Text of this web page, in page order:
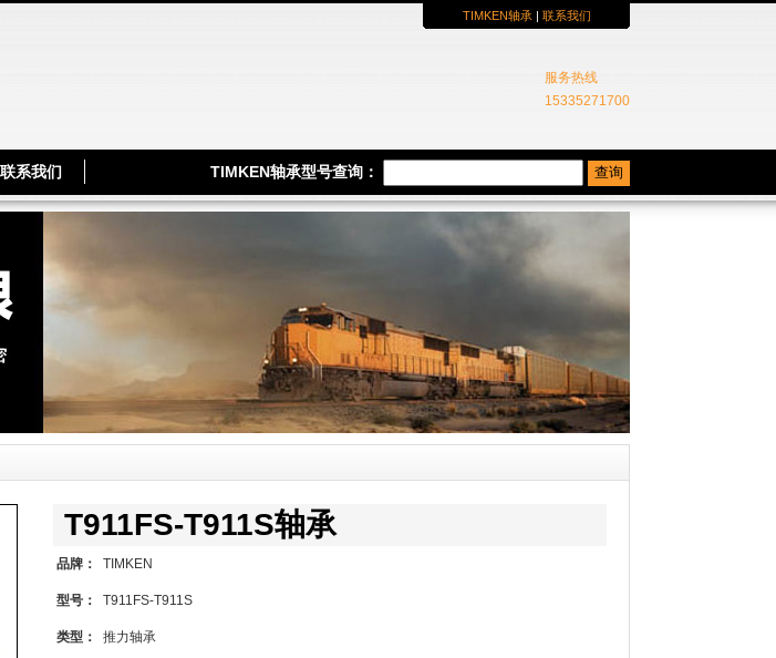
TIMKEN轴承 | 联系我们
服务热线
15335271700
联系我们 TIMKEN轴承型号查询：
T911FS-T911S轴承
品牌： TIMKEN
型号： T911FS-T911S
类型： 推力轴承